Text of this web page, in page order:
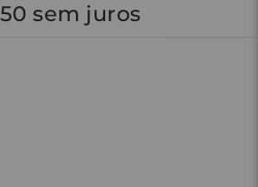
50 sem juros